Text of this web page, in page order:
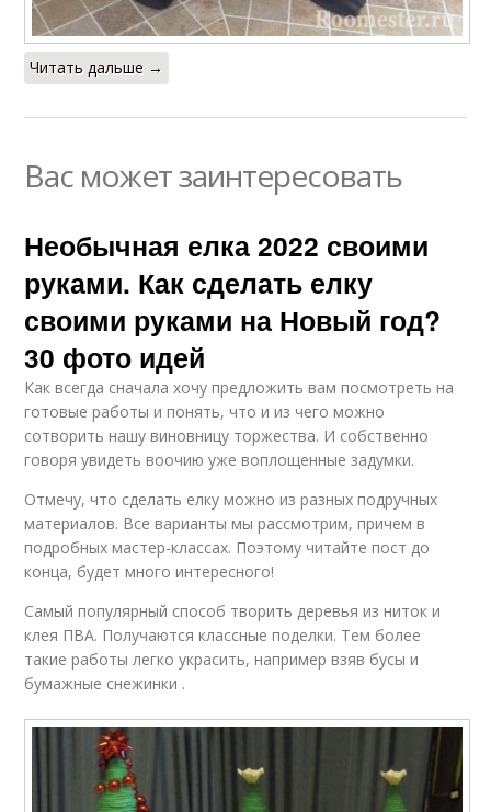
Читать дальше →
Вас может заинтересовать
Необычная елка 2022 своими
руками. Как сделать елку
своими руками на Новый год?
30 фото идей
Как всегда сначала хочу предложить вам посмотреть на
готовые работы и понять, что и из чего можно
сотворить нашу виновницу торжества. И собственно
говоря увидеть воочию уже воплощенные задумки.
Отмечу, что сделать елку можно из разных подручных
материалов. Все варианты мы рассмотрим, причем в
подробных мастер-классах. Поэтому читайте пост до
конца, будет много интересного!
Самый популярный способ творить деревья из ниток и
клея ПВА. Получаются классные поделки. Тем более
такие работы легко украсить, например взяв бусы и
бумажные снежинки .